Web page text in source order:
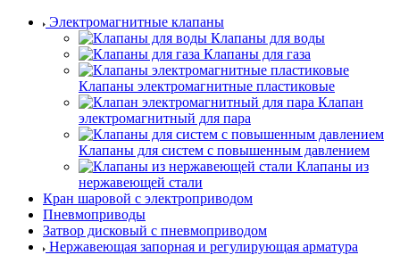
Электромагнитные клапаны
Клапаны для воды
Клапаны для газа
Клапаны электромагнитные пластиковые
Клапан
электромагнитный для пара
Клапаны для систем с повышенным давлением
Клапаны из
нержавеющей стали
Кран шаровой с электроприводом
Пневмоприводы
Затвор дисковый с пневмоприводом
Нержавеющая запорная и регулирующая арматура